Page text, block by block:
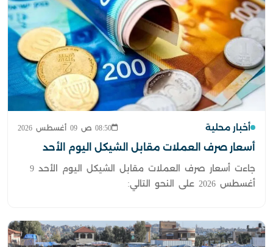
أخبار محلية 08:50 ص 09 أغسطس 2026
أسعار صرف العملات مقابل الشيكل اليوم الأحد
جاءت أسعار صرف العملات مقابل الشيكل اليوم الأحد 9
أغسطس 2026 على النحو التالي: